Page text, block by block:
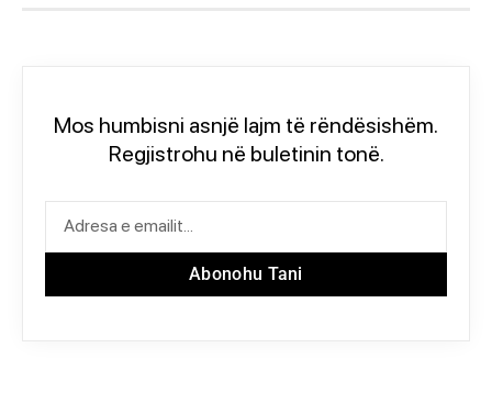
Mos humbisni asnjë lajm të rëndësishëm.
Regjistrohu në buletinin tonë.
Abonohu Tani